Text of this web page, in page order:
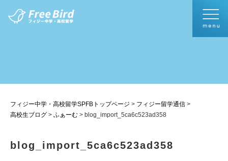
フィジー中学・高校留学SPFBトップページ > フィジー留学通信 >
高校生ブログ > ふぁーむ > blog_import_5ca6c523ad358
blog_import_5ca6c523ad358